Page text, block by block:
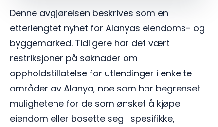
Denne avgjørelsen beskrives som en
etterlengtet nyhet for Alanyas eiendoms- og
byggemarked. Tidligere har det vært
restriksjoner på søknader om
oppholdstillatelse for utlendinger i enkelte
områder av Alanya, noe som har begrenset
mulighetene for de som ønsket å kjøpe
eiendom eller bosette seg i spesifikke,